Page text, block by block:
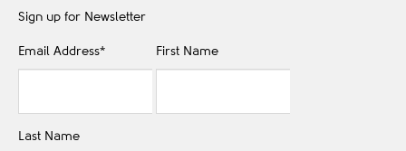
Sign up for Newsletter
Email Address* First Name
Last Name